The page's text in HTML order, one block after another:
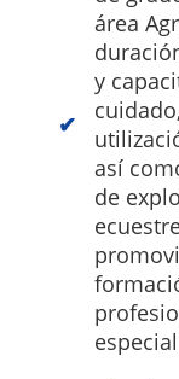
área
y
así
de